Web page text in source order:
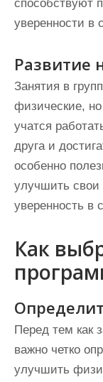
способствуют
уверенности в
Развитие
Занятия в
физические,
учатся
друга и
особенно
улучшить свои
уверенность в
Как
Перед тем как
важно четко
улучшить